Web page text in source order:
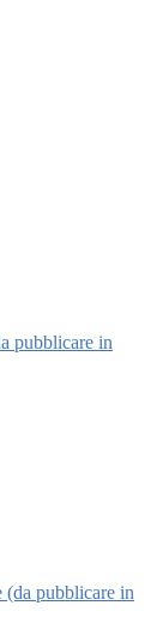
pubblicare in
(da pubblicare in